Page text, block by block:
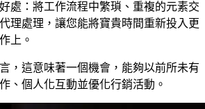
處：將工作流程中繁瑣、重複的元素交
理處理，讓您能將寶貴時間重新投入更
上。
，這意味著一個機會，能夠以前所未有
、個人化互動並優化行銷活動。